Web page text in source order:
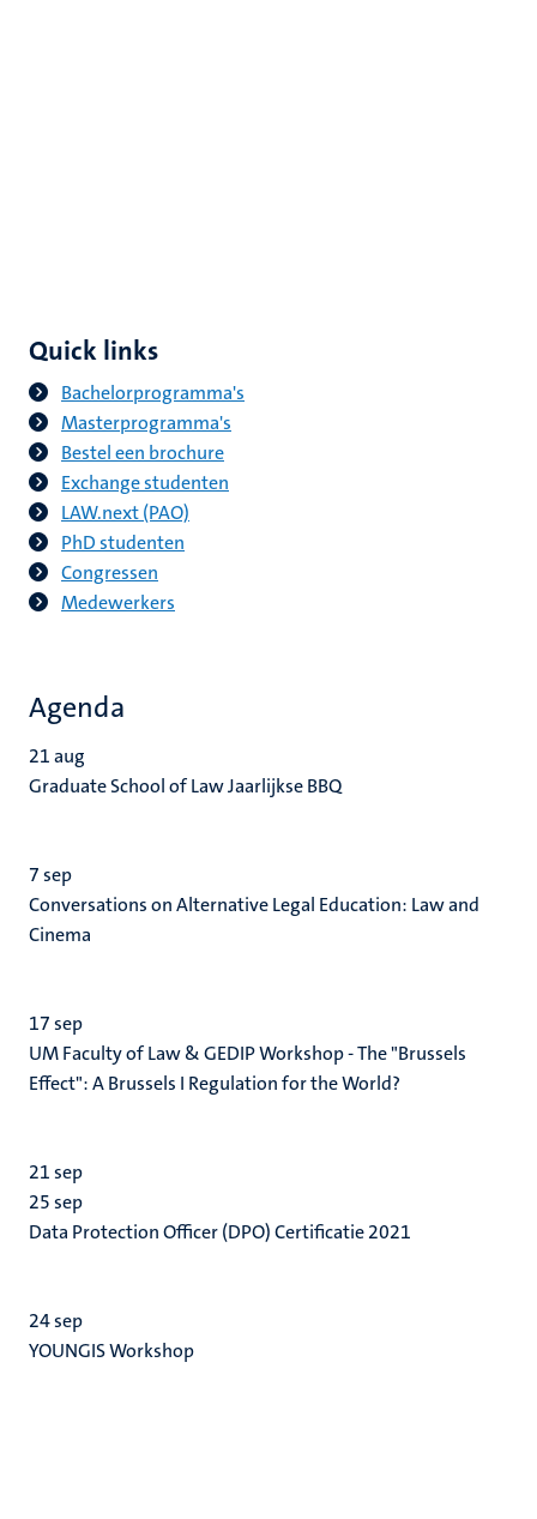
Quick links
Bachelorprogramma's
Masterprogramma's
Bestel een brochure
Exchange studenten
LAW.next(PAO)
PhD studenten
Congressen
Medewerkers
Agenda
21aug
Graduate School of Law Jaarlijkse BBQ
7sep
Conversations on Alternative Legal Education: Law and
Cinema
17sep
UM Faculty of Law & GEDIP Workshop - The "Brussels
Effect": A Brussels I Regulation for the World?
21sep
25sep
Data Protection Officer (DPO) Certificatie 2021
24sep
YOUNGIS Workshop